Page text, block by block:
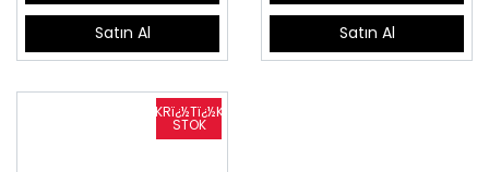
Satın Al Satın Al